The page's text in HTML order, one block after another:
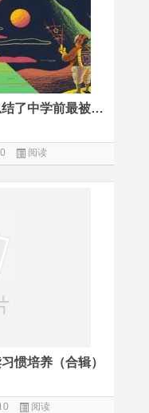
送俩孩子上世界名校后，他总结了中学前最被看重的一项能力
0 阅读
惯培养（合辑）
0 阅读